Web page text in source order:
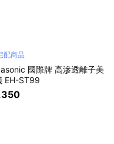
配商品
國際牌 高滲透離子美
EH-ST99